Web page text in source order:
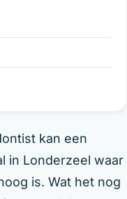
kan een
in Londerzeel waar
is. Wat het nog